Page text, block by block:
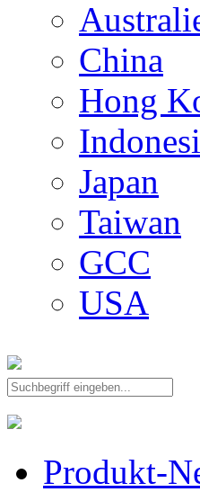
China
Hong
Japan
Taiwan
GCC
USA
Produkt-